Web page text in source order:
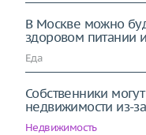
В Москве можно
здоровом питании
Еда
Собственники
недвижимости из-
Недвижимость